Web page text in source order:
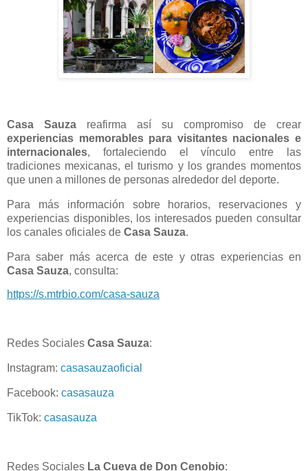
Casa Sauza reafirma así su compromiso de crear
experiencias memorables para visitantes nacionales e
internacionales, fortaleciendo el vínculo entre las
tradiciones mexicanas, el turismo y los grandes momentos
que unen a millones de personas alrededor del deporte.
Para más información sobre horarios, reservaciones y
experiencias disponibles, los interesados pueden consultar
los canales oficiales de Casa Sauza.
Para saber más acerca de este y otras experiencias en
Casa Sauza, consulta:
https://s.mtrbio.com/casa-sauza
Redes Sociales Casa Sauza:
Instagram: casasauzaoficial
Facebook: casasauza
TikTok: casasauza
Redes Sociales La Cueva de Don Cenobio: